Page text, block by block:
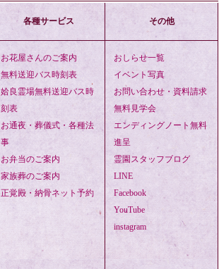
各種サービス
お花屋さんのご案内
無料送迎バス時刻表
姶良霊場無料送迎バス時
刻表
お通夜・葬儀式・各種法
事
お弁当のご案内
家族葬のご案内
正覚殿・納骨ネット予約
その他
おしらせ一覧
イベント写真
お問い合わせ・資料請求
無料見学会
エンディングノート無料
進呈
霊園スタッフブログ
LINE
Facebook
YouTube
instagram